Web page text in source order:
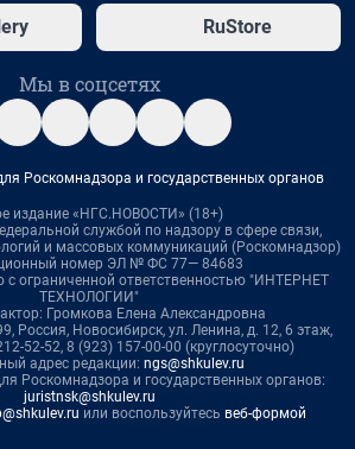
RuStore
Мы в соцсетях
Роскомнадзора и государственных органов
издание «НГС.НОВОСТИ» (18+)
службой по надзору в сфере связи,
и массовых коммуникаций (Роскомнадзор)
номер ЭЛ № ФС 77— 84683
с ограниченной ответственностью "ИНТЕРНЕТ
ТЕХНОЛОГИИ"
Громкова Елена Александровна
Россия, Новосибирск, ул. Ленина, д. 12, 6 этаж,
52-52, 8 (923) 157-00-00 (круглосуточно)
адрес редакции: ngs@shkulev.ru
Роскомнадзора и государственных органов:
juristnsk@shkulev.ru
или воспользуйтесь веб-формой